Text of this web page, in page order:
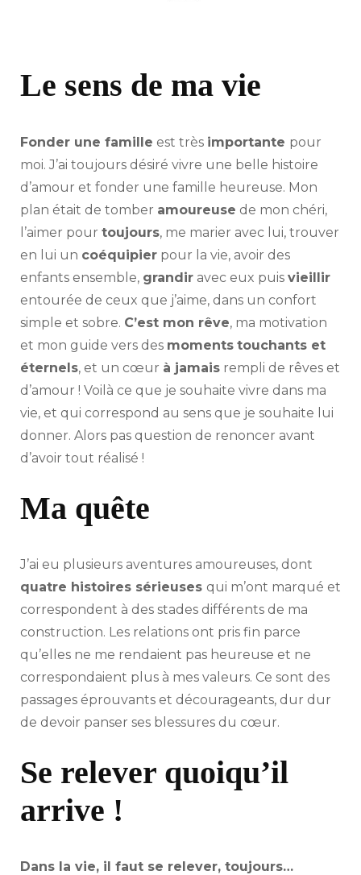
Le sens de ma vie
Fonder une famille est très importante pour
moi. J’ai toujours désiré vivre une belle histoire
d’amour et fonder une famille heureuse. Mon
plan était de tomber amoureuse de mon chéri,
l’aimer pour toujours, me marier avec lui, trouver
en lui un coéquipier pour la vie, avoir des
enfants ensemble, grandir avec eux puis vieillir
entourée de ceux que j’aime, dans un confort
simple et sobre. C’est mon rêve, ma motivation
et mon guide vers des moments touchants et
éternels, et un cœur à jamais rempli de rêves et
d’amour ! Voilà ce que je souhaite vivre dans ma
vie, et qui correspond au sens que je souhaite lui
donner. Alors pas question de renoncer avant
d’avoir tout réalisé !
Ma quête
J’ai eu plusieurs aventures amoureuses, dont
quatre histoires sérieuses qui m’ont marqué et
correspondent à des stades différents de ma
construction. Les relations ont pris fin parce
qu’elles ne me rendaient pas heureuse et ne
correspondaient plus à mes valeurs. Ce sont des
passages éprouvants et décourageants, dur dur
de devoir panser ses blessures du cœur.
Se relever quoiqu’il
arrive !
Dans la vie, il faut se relever, toujours…